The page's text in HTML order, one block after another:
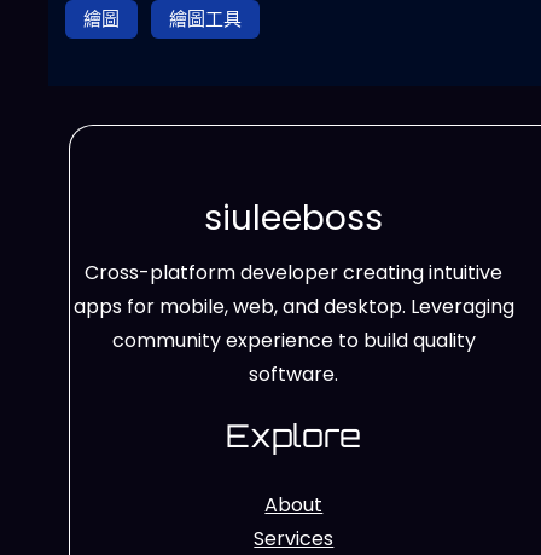
繪圖
繪圖工具
siuleeboss
Cross-platform developer creating intuitive
apps for mobile, web, and desktop. Leveraging
community experience to build quality
software.
Explore
About
Services